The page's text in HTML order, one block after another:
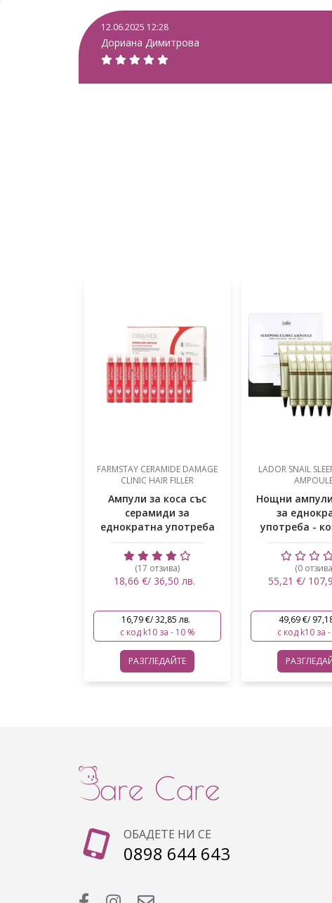
12.06.2025 12:28
Дориана Димитрова
LADOR SNAIL SLEEPING HAIR
AMPOULE`
Нощни ампули за коса
за еднократна
употреба - комплект
20х20мл
(0 отзива)
55,21 €/ 107,98 лв.
49,69 €/ 97,18 лв.
с код k10 за - 10 %
РАЗГЛЕДАЙТЕ
CP-1 ESTHETIC
AMPOULE
Пилинг ампула
с AHA, BHA и
екстракти -
(0
51,64 €/
46,48 €/
с код k10 за
ОБАДЕТЕ НИ СЕ
0898 644 643